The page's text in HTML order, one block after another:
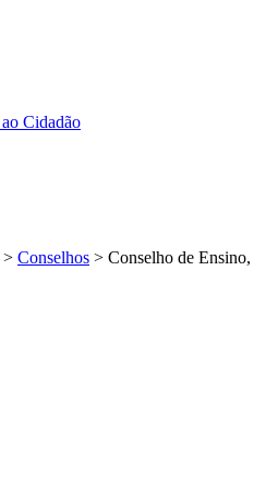
Cidadão
> Conselhos > Conselho de Ensino,